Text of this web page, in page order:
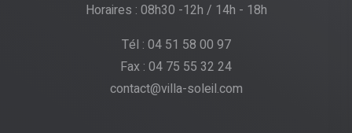
Horaires : 08h30 -12h / 14h - 18h
Tél : 04 51 58 00 97
Fax : 04 75 55 32 24
contact@villa-soleil.com